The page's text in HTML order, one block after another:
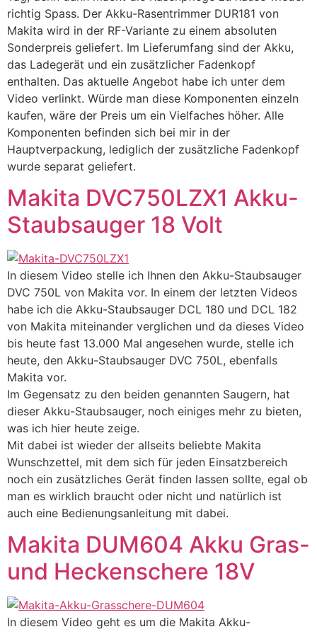
richtig Spass. Der Akku-Rasentrimmer DUR181 von
Makita wird in der RF-Variante zu einem absoluten
Sonderpreis geliefert. Im Lieferumfang sind der Akku,
das Ladegerät und ein zusätzlicher Fadenkopf
enthalten. Das aktuelle Angebot habe ich unter dem
Video verlinkt. Würde man diese Komponenten einzeln
kaufen, wäre der Preis um ein Vielfaches höher. Alle
Komponenten befinden sich bei mir in der
Hauptverpackung, lediglich der zusätzliche Fadenkopf
wurde separat geliefert.
Makita DVC750LZX1 Akku-
Staubsauger 18 Volt
In diesem Video stelle ich Ihnen den Akku-Staubsauger
DVC 750L von Makita vor. In einem der letzten Videos
habe ich die Akku-Staubsauger DCL 180 und DCL 182
von Makita miteinander verglichen und da dieses Video
bis heute fast 13.000 Mal angesehen wurde, stelle ich
heute, den Akku-Staubsauger DVC 750L, ebenfalls
Makita vor.
Im Gegensatz zu den beiden genannten Saugern, hat
dieser Akku-Staubsauger, noch einiges mehr zu bieten,
was ich hier heute zeige.
Mit dabei ist wieder der allseits beliebte Makita
Wunschzettel, mit dem sich für jeden Einsatzbereich
noch ein zusätzliches Gerät finden lassen sollte, egal ob
man es wirklich braucht oder nicht und natürlich ist
auch eine Bedienungsanleitung mit dabei.
Makita DUM604 Akku Gras-
und Heckenschere 18V
In diesem Video geht es um die Makita Akku-